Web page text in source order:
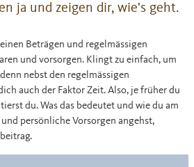
ja und zeigen dir, wie's geht.
Beträgen und regelmässigen
und vorsorgen. Klingt zu einfach, um
nebst den regelmässigen
auch der Faktor Zeit. Also, je früher du
du. Was das bedeutet und wie du am
persönliche Vorsorgen angehst,